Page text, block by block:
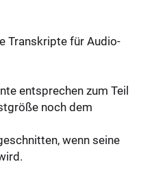
Transkripte für Audio-
entsprechen zum Teil
noch dem
wenn seine